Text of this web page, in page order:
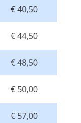
€ 40,50
€ 44,50
€ 48,50
€ 50,00
€ 57,00